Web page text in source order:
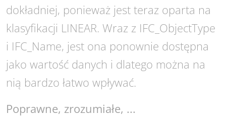
dokładniej, ponieważ jest teraz oparta na
klasyfikacji LINEAR. Wraz z IFC_ObjectType
i IFC_Name, jest ona ponownie dostępna
jako wartość danych i dlatego można na
nią bardzo łatwo wpływać.
Poprawne, zrozumiałe, ...